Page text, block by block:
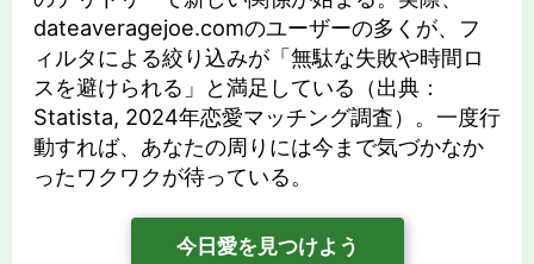
dateaveragejoe.comのユーザーの多くが、フ
ィルタによる絞り込みが「無駄な失敗や時間ロ
スを避けられる」と満足している（出典：
Statista, 2024年恋愛マッチング調査）。一度行
動すれば、あなたの周りには今まで気づかなか
ったワクワクが待っている。
今日愛を見つけよう